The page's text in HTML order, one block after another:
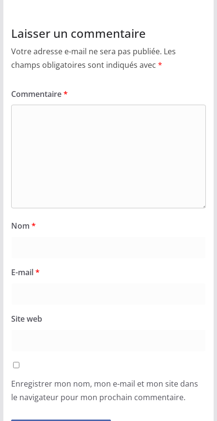
Laisser un commentaire
Votre adresse e-mail ne sera pas publiée. Les
champs obligatoires sont indiqués avec *
Commentaire*
Nom *
E-mail*
Site web
Enregistrer mon nom, mon e-mail et mon site dans
le navigateur pour mon prochain commentaire.